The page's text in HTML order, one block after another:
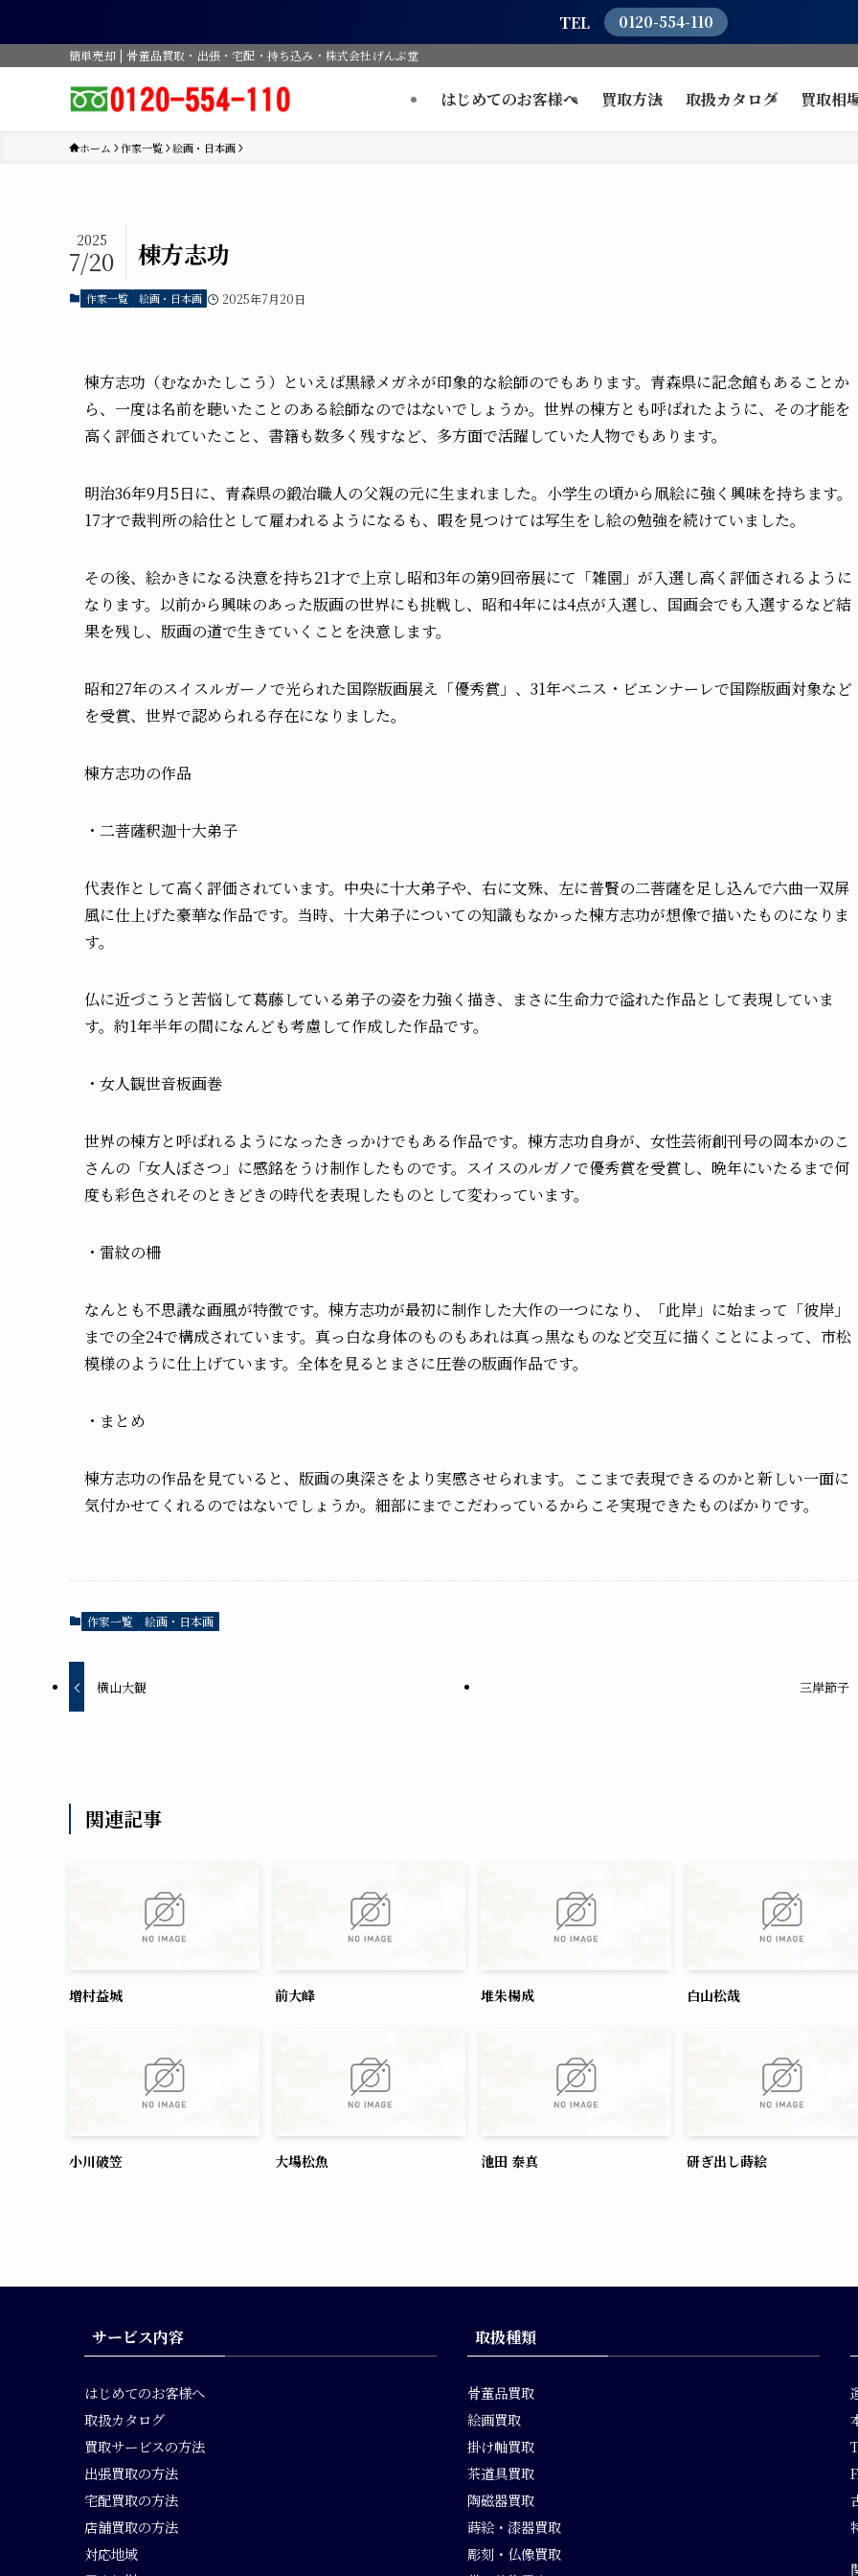
TEL 0120-554-110
簡単売却 | 骨董品買取・出張・宅配・持ち込み・株式会社げんぶ堂
はじめてのお客様へ 買取方法 取扱カタログ 買取相
ホーム 作家一覧 絵画・日本画
棟方志功
2025
7/20
作家一覧 絵画・日本画 2025年7月20日
棟方志功（むなかたしこう）といえば黒縁メガネが印象的な絵師のでもあります。青森県に記念館もあることか
ら、一度は名前を聴いたことのある絵師なのではないでしょうか。世界の棟方とも呼ばれたように、その才能を
高く評価されていたこと、書籍も数多く残すなど、多方面で活躍していた人物でもあります。
明治36年9月5日に、青森県の鍛冶職人の父親の元に生まれました。小学生の頃から凧絵に強く興味を持ちます。
17才で裁判所の給仕として雇われるようになるも、暇を見つけては写生をし絵の勉強を続けていました。
その後、絵かきになる決意を持ち21才で上京し昭和3年の第9回帝展にて「雑園」が入選し高く評価されるように
なります。以前から興味のあった版画の世界にも挑戦し、昭和4年には4点が入選し、国画会でも入選するなど結
果を残し、版画の道で生きていくことを決意します。
昭和27年のスイスルガーノで光られた国際版画展え「優秀賞」、31年ベニス・ビエンナーレで国際版画対象など
を受賞、世界で認められる存在になりました。
棟方志功の作品
・二菩薩釈迦十大弟子
代表作として高く評価されています。中央に十大弟子や、右に文殊、左に普賢の二菩薩を足し込んで六曲一双屏
風に仕上げた豪華な作品です。当時、十大弟子についての知識もなかった棟方志功が想像で描いたものになりま
す。
仏に近づこうと苦悩して葛藤している弟子の姿を力強く描き、まさに生命力で溢れた作品として表現していま
す。約1年半年の間になんども考慮して作成した作品です。
・女人観世音板画巻
世界の棟方と呼ばれるようになったきっかけでもある作品です。棟方志功自身が、女性芸術創刊号の岡本かのこ
さんの「女人ぼさつ」に感銘をうけ制作したものです。スイスのルガノで優秀賞を受賞し、晩年にいたるまで何
度も彩色されそのときどきの時代を表現したものとして変わっています。
・雷紋の柵
なんとも不思議な画風が特徴です。棟方志功が最初に制作した大作の一つになり、「此岸」に始まって「彼岸」
までの全24で構成されています。真っ白な身体のものもあれは真っ黒なものなど交互に描くことによって、市松
模様のように仕上げています。全体を見るとまさに圧巻の版画作品です。
・まとめ
棟方志功の作品を見ていると、版画の奥深さをより実感させられます。ここまで表現できるのかと新しい一面に
気付かせてくれるのではないでしょうか。細部にまでこだわっているからこそ実現できたものばかりです。
作家一覧 絵画・日本画
横山大観 三岸節子
関連記事
増村益城 前大峰 堆朱楊成 白山松哉
小川破笠 大場松魚 池田 泰真 研ぎ出し蒔絵
サービス内容
はじめてのお客様へ
取扱カタログ
買取サービスの方法
出張買取の方法
宅配買取の方法
店舗買取の方法
対応地域
取扱種類
骨董品買取
絵画買取
掛け軸買取
茶道具買取
陶磁器買取
蒔絵・漆器買取
彫刻・仏像買取